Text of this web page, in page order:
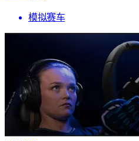
模拟赛车